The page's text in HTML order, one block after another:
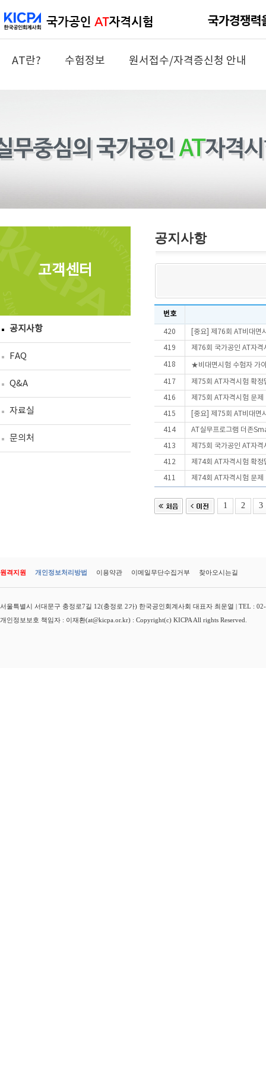
AT란? 수험정보 원서접수/자격증신청 안내
고객센터
공지사항
FAQ
Q&A
자료실
문의처
공지사항
번호
420 [중요] 제76회 AT비대면
419 제76회 국가공인 AT자격
418 ★비대면시험 수험자 가
417 제75회 AT자격시험 확정
416 제75회 AT자격시험 문
415 [중요] 제75회 AT비대면
414 AT실무프로그램 더존
413 제75회 국가공인 AT자격
412 제74회 AT자격시험 확정
411 제74회 AT자격시험 문
1 2 3
원격지원 개인정보처리방법 이용약관 이메일무단수집거부 찾아오시는길
서울특별시 서대문구 충정로7길 12(충정로 2가) 한국공인회계사회 대표자 최운열 | TEL :
개인정보보호 책임자 : 이재환(at@kicpa.or.kr) : Copyright(c) KICPA All rights Reserved.